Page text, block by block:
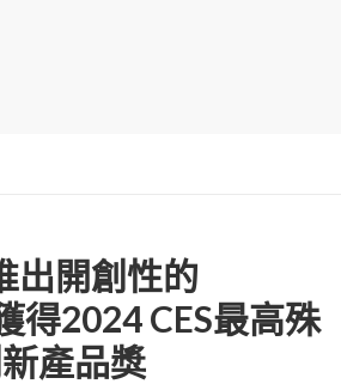
出開創性的
得2024 CES最高殊
產品獎